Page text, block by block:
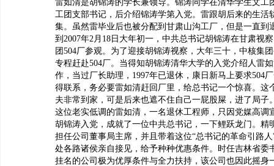
雷如清是胡锦涛的学长兼领导。锦涛同学在清华学生文工
工团支部书记，后介绍锦涛学第入党。雷跟胡后来的生活
集。虽然雷毕业后也被分配到甘肃山沟工厂，但是一直到
到2007年2月18日大年初一，中共总书记胡锦涛在甘肃视
团504厂参观。为了迎接胡锦涛视察，大年三十，中核集
专程赶赴504厂。当得知胡锦涛清华大学的入党介绍人雷
作，当过厂长助理，1997年已退休，康日新马上要求504
得联系，务必要雷如清赶回厂里，给总书记一个惊喜。这
夫非常到家，可是后来也遮不住自己一屁股屎，进了局子
这位老实低调的雷如清，一名退休工程师，只因党媒高调
胡锦涛入党，成就了一位中共总书记，一下鲤跃龙门。精
担任公司董事局主席，并且带着这位“总书记的革命引路
处各路诸侯亲自接见，给予种种优惠条件。时任吉林省委
挂名的公司极为优厚条件与全力扶持，该公司也因此摇身